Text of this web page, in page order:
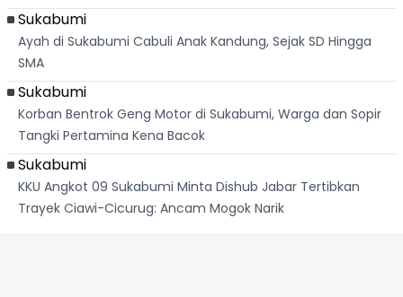
Sukabumi
Ayah di Sukabumi Cabuli Anak Kandung, Sejak SD Hingga
SMA
Sukabumi
Korban Bentrok Geng Motor di Sukabumi, Warga dan Sopir
Tangki Pertamina Kena Bacok
Sukabumi
KKU Angkot 09 Sukabumi Minta Dishub Jabar Tertibkan
Trayek Ciawi-Cicurug: Ancam Mogok Narik